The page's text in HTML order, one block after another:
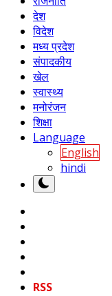
देश
विदेश
मध्य प्रदेश
संपादकीय
खेल
स्वास्थ्य
मनोरंजन
शिक्षा
Language
English
hindi
RSS